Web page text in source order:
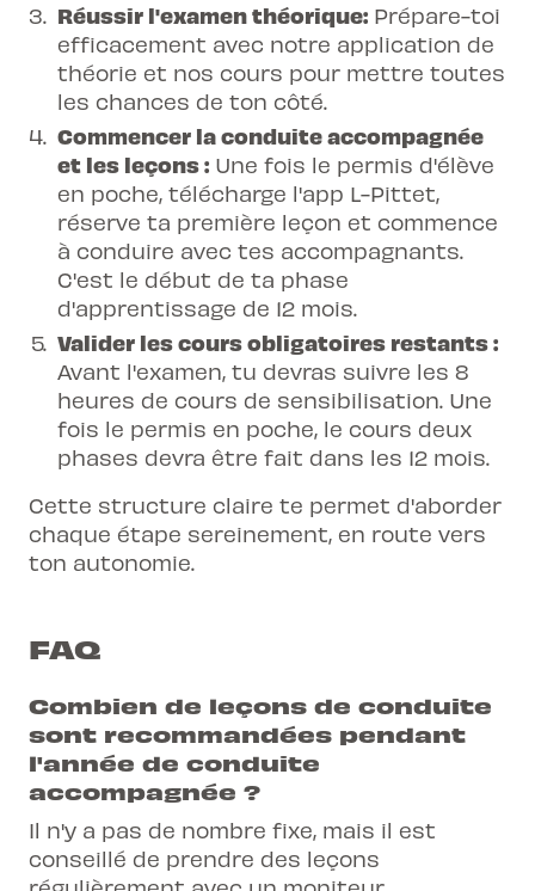
Réussir l'examen théorique: Prépare-toi
efficacement avec notre application de
théorie et nos cours pour mettre toutes
les chances de ton côté.
Commencer la conduite accompagnée
et les leçons : Une fois le permis d'élève
en poche, télécharge l'app L-Pittet,
réserve ta première leçon et commence
à conduire avec tes accompagnants.
C'est le début de ta phase
d'apprentissage de 12 mois.
Valider les cours obligatoires restants :
Avant l'examen, tu devras suivre les 8
heures de cours de sensibilisation. Une
fois le permis en poche, le cours deux
phases devra être fait dans les 12 mois.
Cette structure claire te permet d'aborder
chaque étape sereinement, en route vers
ton autonomie.
FAQ
Combien de leçons de conduite
sont recommandées pendant
l'année de conduite
accompagnée ?
Il n'y a pas de nombre fixe, mais il est
conseillé de prendre des leçons